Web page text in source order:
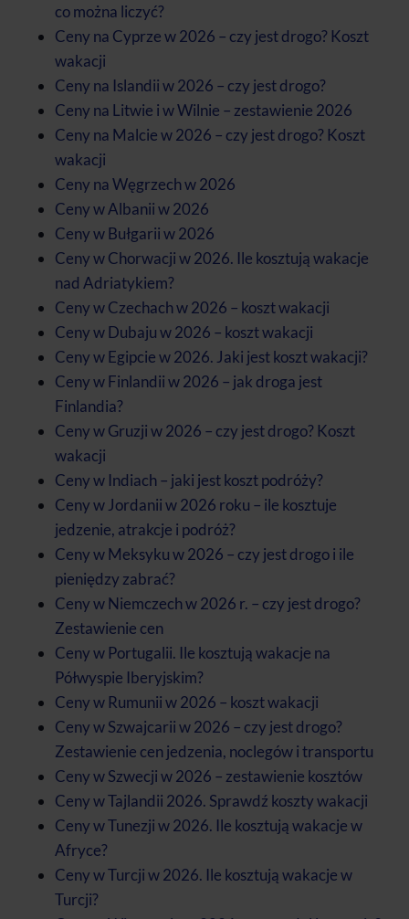
co można liczyć?
Ceny na Cyprze w 2026 – czy jest drogo? Koszt
wakacji
Ceny na Islandii w 2026 – czy jest drogo?
Ceny na Litwie i w Wilnie – zestawienie 2026
Ceny na Malcie w 2026 – czy jest drogo? Koszt
wakacji
Ceny na Węgrzech w 2026
Ceny w Albanii w 2026
Ceny w Bułgarii w 2026
Ceny w Chorwacji w 2026. Ile kosztują wakacje
nad Adriatykiem?
Ceny w Czechach w 2026 – koszt wakacji
Ceny w Dubaju w 2026 – koszt wakacji
Ceny w Egipcie w 2026. Jaki jest koszt wakacji?
Ceny w Finlandii w 2026 – jak droga jest
Finlandia?
Ceny w Gruzji w 2026 – czy jest drogo? Koszt
wakacji
Ceny w Indiach – jaki jest koszt podróży?
Ceny w Jordanii w 2026 roku – ile kosztuje
jedzenie, atrakcje i podróż?
Ceny w Meksyku w 2026 – czy jest drogo i ile
pieniędzy zabrać?
Ceny w Niemczech w 2026 r. – czy jest drogo?
Zestawienie cen
Ceny w Portugalii. Ile kosztują wakacje na
Półwyspie Iberyjskim?
Ceny w Rumunii w 2026 – koszt wakacji
Ceny w Szwajcarii w 2026 – czy jest drogo?
Zestawienie cen jedzenia, noclegów i transportu
Ceny w Szwecji w 2026 – zestawienie kosztów
Ceny w Tajlandii 2026. Sprawdź koszty wakacji
Ceny w Tunezji w 2026. Ile kosztują wakacje w
Afryce?
Ceny w Turcji w 2026. Ile kosztują wakacje w
Turcji?